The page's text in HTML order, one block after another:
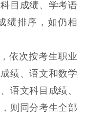
目成绩、学考语
绩排序，如仍相
依次按考生职业
绩、语文和数学
语文科目成绩、
则同分考生全部